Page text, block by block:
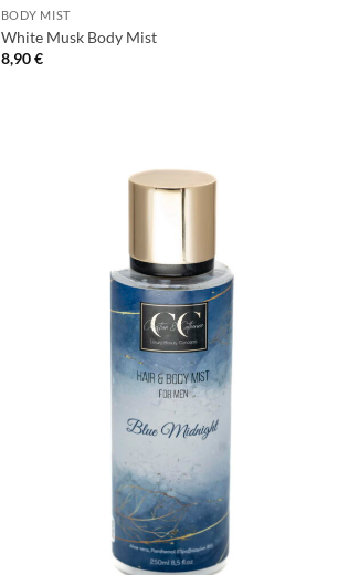
BODY MIST
White Musk Body Mist
8,90€